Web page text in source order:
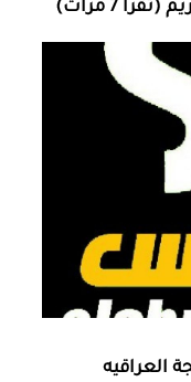
7 مرات)
العراقيه